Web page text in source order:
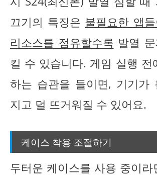
끄기의 특징은 불필요한 앱
리소스를 점유할수록 발열
킬 수 있습니다. 게임 실행 전
하는 습관을 들이면, 기기가
지고 덜 뜨거워질 수 있어요.
케이스 착용 조절하기
두터운 케이스를 사용 중이라